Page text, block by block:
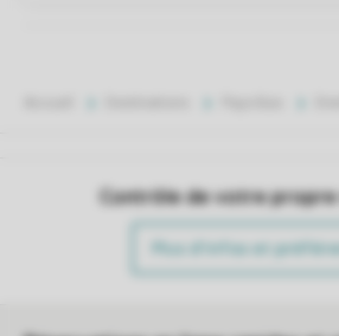
Contrôle de votre
Plus d’infos et